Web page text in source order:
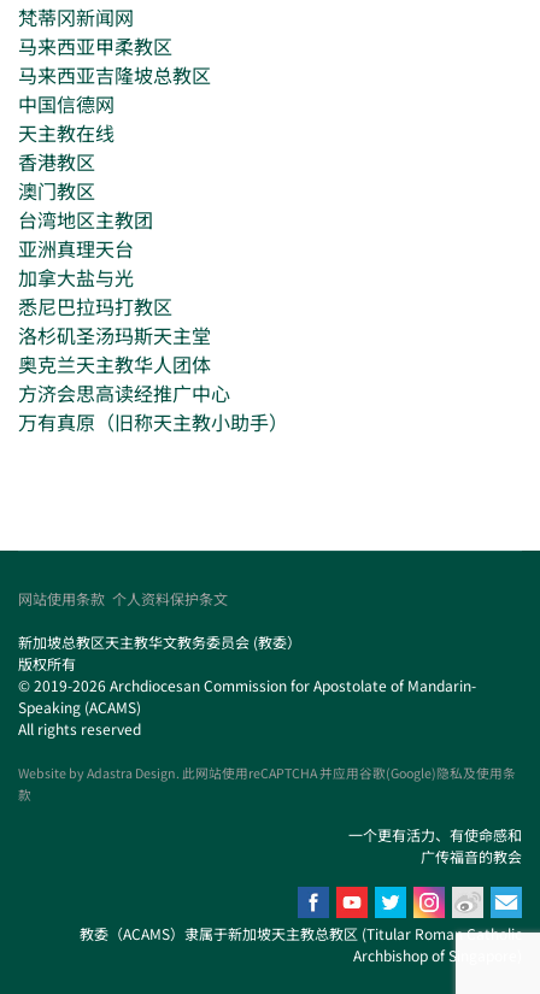
梵蒂冈新闻网
马来西亚甲柔教区
马来西亚吉隆坡总教区
中国信德网
天主教在线
香港教区
澳门教区
台湾地区主教团
亚洲真理天台
加拿大盐与光
悉尼巴拉玛打教区
洛杉矶圣汤玛斯天主堂
奥克兰天主教华人团体
方济会思高读经推广中心
万有真原（旧称天主教小助手）
网站使用条款 个人资料保护条文
新加坡总教区天主教华文教务委员会 (教委）
版权所有
© 2019-2026 Archdiocesan Commission for Apostolate of Mandarin-
Speaking (ACAMS)
All rights reserved
Website byAdastra Design. 此网站使用reCAPTCHA 并应用谷歌(Google)隐私及使用条
款
一个更有活力、有使命感和
广传福音的教会
教委（ACAMS）隶属于新加坡天主教总教区 (Titular Roman Catholic
Archbishop of Singapore)